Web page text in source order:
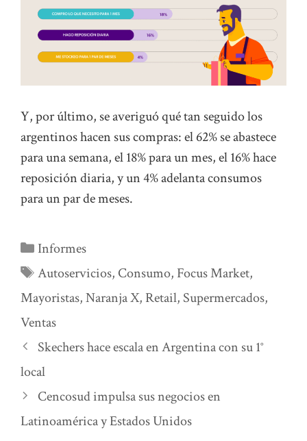
Y, por último, se averiguó qué tan seguido los
argentinos hacen sus compras: el 62% se abastece
para una semana, el 18% para un mes, el 16% hace
reposición diaria, y un 4% adelanta consumos
para un par de meses.
Categorías
Informes
Etiquetas
Autoservicios, Consumo, Focus Market,
Mayoristas,Naranja X, Retail, Supermercados,
Ventas
Skechers hace escala en Argentina con su 1°
local
Cencosud impulsa sus negocios en
Latinoamérica y Estados Unidos